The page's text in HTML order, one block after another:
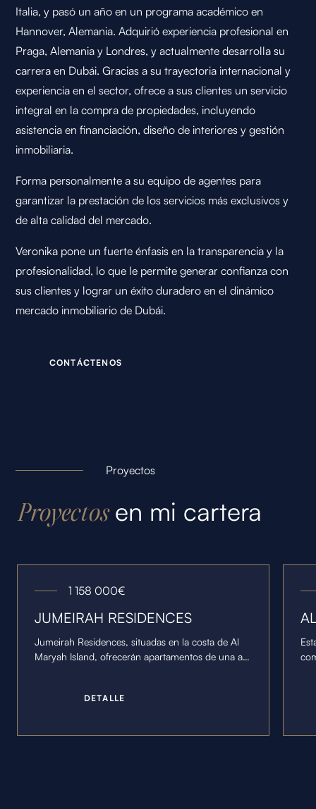
Italia, y pasó un año en un programa académico en
Hannover, Alemania. Adquirió experiencia profesional en
Praga, Alemania y Londres, y actualmente desarrolla su
carrera en Dubái. Gracias a su trayectoria internacional y
experiencia en el sector, ofrece a sus clientes un servicio
integral en la compra de propiedades, incluyendo
asistencia en financiación, diseño de interiores y gestión
inmobiliaria.
Forma personalmente a su equipo de agentes para
garantizar la prestación de los servicios más exclusivos y
de alta calidad del mercado.
Veronika pone un fuerte énfasis en la transparencia y la
profesionalidad, lo que le permite generar confianza con
sus clientes y lograr un éxito duradero en el dinámico
mercado inmobiliario de Dubái.
CONTÁCTENOS
Proyectos
Proyectosen mi cartera
1 158 000€
JUMEIRAH RESIDENCES
Jumeirah Residences, situadas en la costa de Al
Maryah Island, ofrecerán apartamentos de una a
DETA LLE